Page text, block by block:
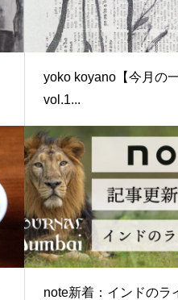
yoko koyano【今月の
vol.1...
note新着：インドのラ